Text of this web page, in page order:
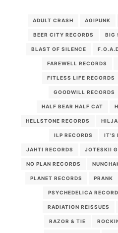
ADULT CRASH AGIPUNK
BEER CITY RECORDS BIG
BLAST OF SILENCE
FAREWELL RECORDS
FITLESS LIFE RECORDS
GOODWILL RECORDS
HALF BEAR HALF CAT
HELLSTONE RECORDS
ILP RECORDS IT'S
JAHTI RECORDS JOTESKII
NO PLAN RECORDS
PLANET RECORDS PRANK
PSYCHEDELICA
RADIATION REISSUES
RAZOR & TIE